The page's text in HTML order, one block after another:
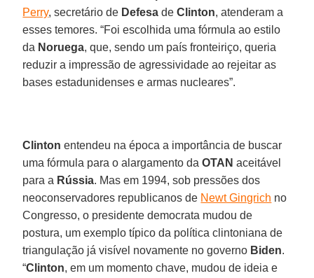
Perry, secretário de Defesa deClinton, atenderam a
esses temores. “Foi escolhida uma fórmula ao estilo
da Noruega, que, sendo um país fronteiriço, queria
reduzir a impressão de agressividade ao rejeitar as
bases estadunidenses e armas nucleares”.
Clinton entendeu na época a importância de buscar
uma fórmula para o alargamento daOTAN aceitável
para a Rússia. Mas em 1994, sob pressões dos
neoconservadores republicanos de Newt Gingrich no
Congresso, o presidente democrata mudou de
postura, um exemplo típico da política clintoniana de
triangulação já visível novamente no governo Biden.
“Clinton, em um momento chave, mudou de ideia e